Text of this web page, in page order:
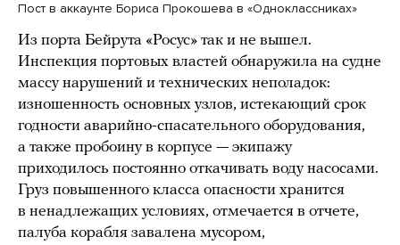
Пост в аккаунте Бориса Прокошева в «Одноклассниках»
Из порта Бейрута «Росус» так и не вышел.
Инспекция портовых властей обнаружила на судне
массу нарушений и технических неполадок:
изношенность основных узлов, истекающий срок
годности аварийно-спасательного оборудования,
а также пробоину в корпусе — экипажу
приходилось постоянно откачивать воду насосами.
Груз повышенного класса опасности хранится
в ненадлежащих условиях, отмечается в отчете,
палуба корабля завалена мусором,